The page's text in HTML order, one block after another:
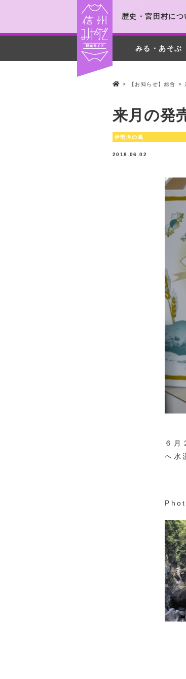
歴史・宮田村につ
みる・あそぶ
> 【お知らせ】総合 >
来月の発
伊勢滝の風
2018.06.02
６月
へ水